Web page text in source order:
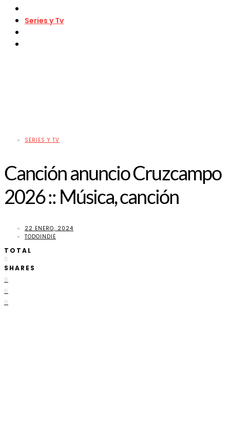
Series y Tv
SERIES Y TV
Canción anuncio Cruzcampo
2026 :: Música, canción
22 ENERO, 2024
TODOINDIE
TOTAL
0
SHARES
0
0
0